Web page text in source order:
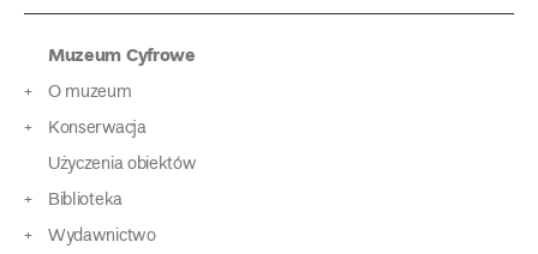
Muzeum Cyfrowe
O muzeum
Konserwacja
Użyczenia obiektów
Biblioteka
Wydawnictwo